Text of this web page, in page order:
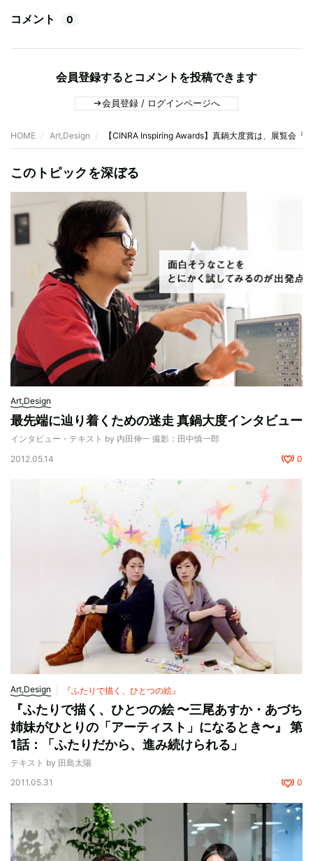
コメント 0
会員登録するとコメントを投稿できます
会員登録 / ログインページへ
HOME Art,Design 【CINRA Inspiring Awards】真鍋大度賞は、展覧会『
このトピックを深ぼる
Art,Design
最先端に辿り着くための迷走 真鍋大度インタビュー
インタビュー・テキスト by 内田伸一 撮影：田中慎一郎
2012.05.14
0
Art,Design 『ふたりで描く、ひとつの絵』
『ふたりで描く、ひとつの絵 〜三尾あすか・あづち
姉妹がひとりの「アーティスト」になるとき〜』 第
1話：「ふたりだから、進み続けられる」
テキスト by 田島太陽
2011.05.31
0